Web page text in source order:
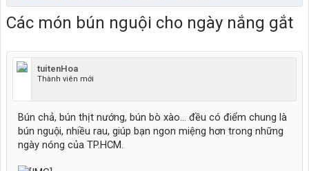
Các món bún nguội cho ngày nắng gắt
tuitenHoa
Thành viên mới
Bún chả, bún thịt nướng, bún bò xào... đều có điểm chung là
bún nguội, nhiều rau, giúp bạn ngon miệng hơn trong những
ngày nóng của TP.HCM.